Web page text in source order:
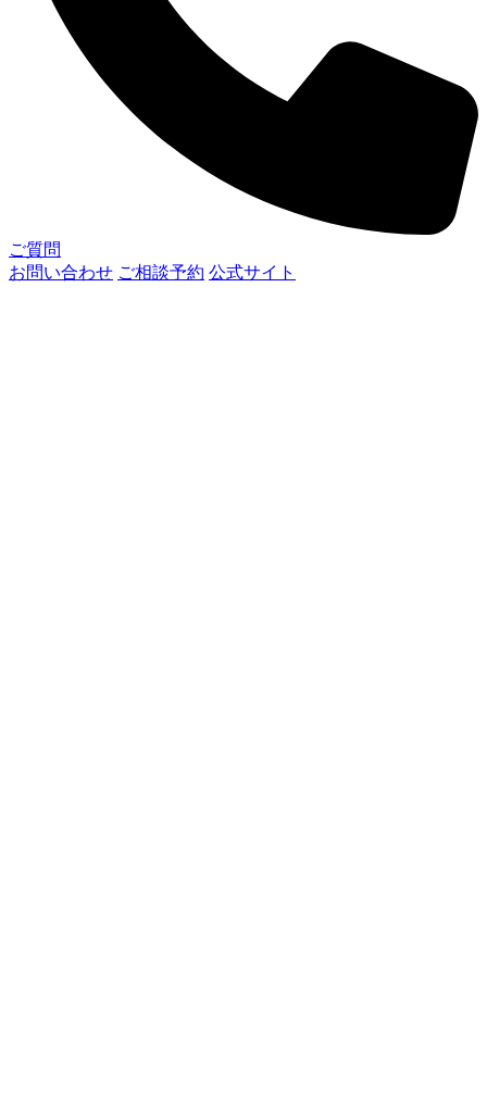
ご質問
お問い合わせ ご相談予約 公式サイト